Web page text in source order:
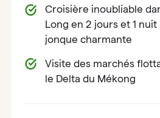
Croisière inoubliable
Long en 2 jours et 1 nuit
jonque charmante
Visite des marchés
le Delta du Mékong